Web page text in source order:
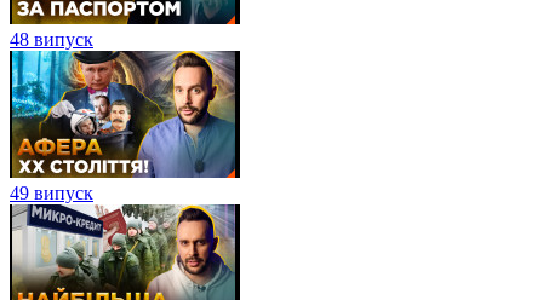
48 випуск
49 випуск